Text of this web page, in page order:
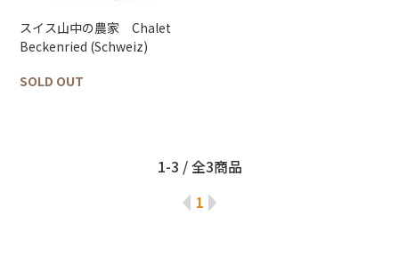
スイス山中の農家 Chalet
Beckenried (Schweiz)
SOLD OUT
1-3 / 全3商品
1